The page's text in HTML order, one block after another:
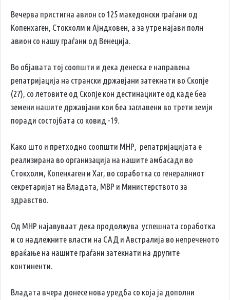
Вечерва пристигна авион со 125 македонски граѓани од
Копенхаген, Стокхолм и Ајндховен, а за утре најави полн
авион со нашу граѓани од Венеција. ‬
‪Во објавата тој соопшти и дека денеска е направена
репатријација на странски државјани затекнати во Скопје
(27), со летовите од Скопје кон дестинациите од каде беа
земени нашите државјани кои беа заглавени во трети земји
поради состојбата со ковид -19. ‬
Како што и претходно соопшти МНР, репатријацијата е
реализирана во организација на нашите амбасади во
Стокхолм, Копенхаген и Хаг, во соработка со генералниот
секретаријат на Владата, МВР и Министерството за
здравство.
Од МНР најавуваат дека продолжува успешната соработка
и со надлежните власти на САД и Австралија во непреченото
враќање на нашите граѓани затекнати на другите
континенти.
Владата вчера донесе нова уредба со која ја дополни